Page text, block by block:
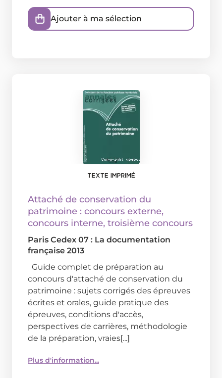
Ajouter à ma sélection
TEXTE IMPRIMÉ
Attaché de conservation du
patrimoine : concours externe,
concours interne, troisième concours
Paris Cedex 07 : La documentation
française 2013
Guide complet de préparation au
concours d'attaché de conservation du
patrimoine : sujets corrigés des épreuves
écrites et orales, guide pratique des
épreuves, conditions d'accès,
perspectives de carrières, méthodologie
de la préparation, vraies[...]
Plus d'information...